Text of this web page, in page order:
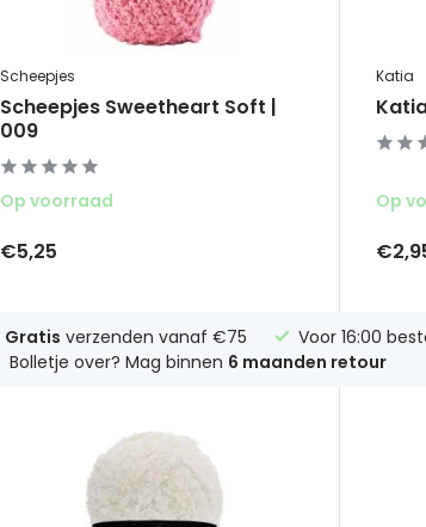
Scheepjes
Scheepjes Sweetheart Soft |
009
Op voorraad
€5,25
Katia
Op
Gratis verzenden vanaf €75 Voor 16:00
Bolletje over? Mag binnen 6 maanden retour